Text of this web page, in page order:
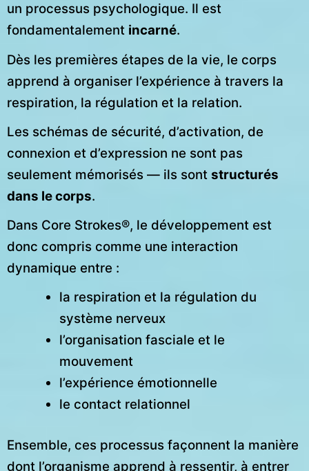
un processus psychologique. Il est
fondamentalement incarné.
Dès les premières étapes de la vie, le corps
apprend à organiser l’expérience à travers la
respiration, la régulation et la relation.
Les schémas de sécurité, d’activation, de
connexion et d’expression ne sont pas
seulement mémorisés — ils sont structurés
dans le corps.
Dans Core Strokes®, le développement est
donc compris comme une interaction
dynamique entre :
la respiration et la régulation du
système nerveux
l’organisation fasciale et le
mouvement
l’expérience émotionnelle
le contact relationnel
Ensemble, ces processus façonnent la manière
dont l’organisme apprend à ressentir, à entrer